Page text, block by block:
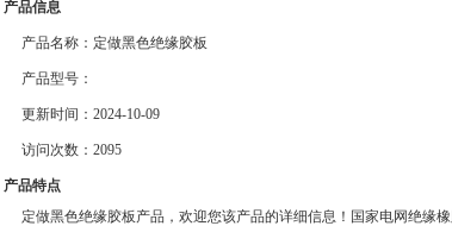
产品信息
产品名称： 定做黑色绝缘胶板
产品型号：
更新时间： 2024-10-09
访问次数： 2095
产品特点
定做黑色绝缘胶板产品，欢迎您该产品的详细信息！国家电网绝缘